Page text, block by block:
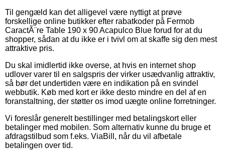
Til gengæld kan det alligevel være nyttigt at prøve
forskellige online butikker efter rabatkoder på Fermob
CaractÃ¨re Table 190 x 90 Acapulco Blue forud for at du
shopper, sådan at du ikke er i tvivl om at skaffe sig den mest
attraktive pris.
Du skal imidlertid ikke overse, at hvis en internet shop
udlover varer til en salgspris der virker usædvanlig attraktiv,
så bør det undertiden være en indikation på en svindel
webbutik. Køb med kort er ikke desto mindre en del af en
foranstaltning, der støtter os imod uægte online forretninger.
Vi foreslår generelt bestillinger med betalingskort eller
betalinger med mobilen. Som alternativ kunne du bruge et
afdragstilbud som f.eks. ViaBill, når du vil afbetale
betalingen over tid.